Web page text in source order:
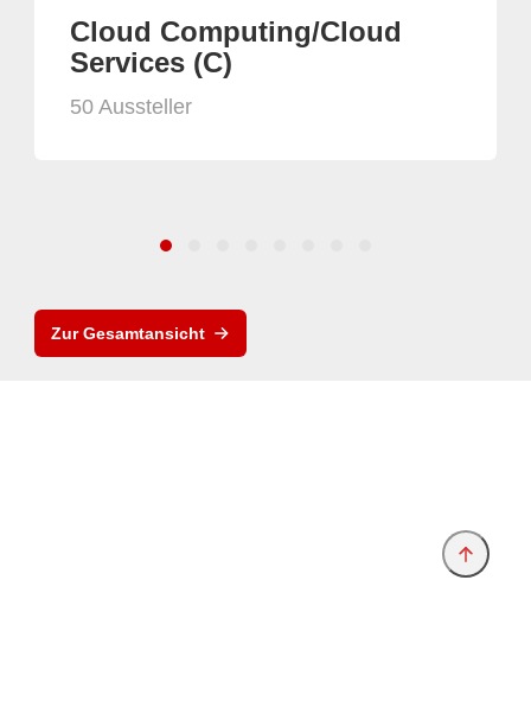
Cloud Computing/Cloud
Services (C)
50 Aussteller
Zur Gesamtansicht